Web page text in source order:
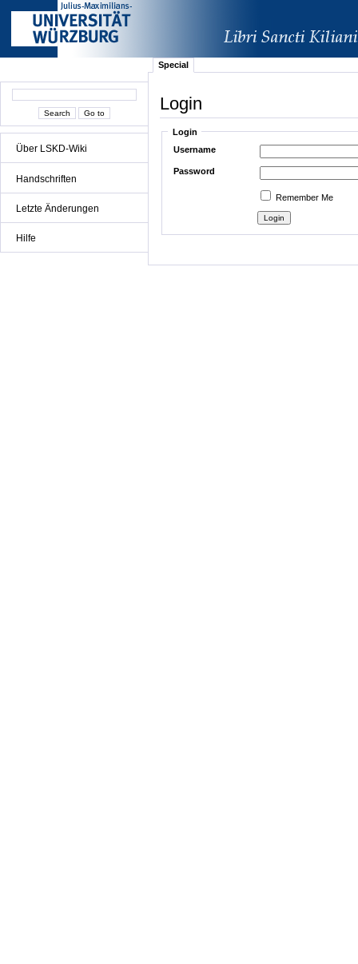
Über LSKD-Wiki
Handschriften
Letzte Änderungen
Hilfe
Special
Login
Login
Username
Password
Remember Me